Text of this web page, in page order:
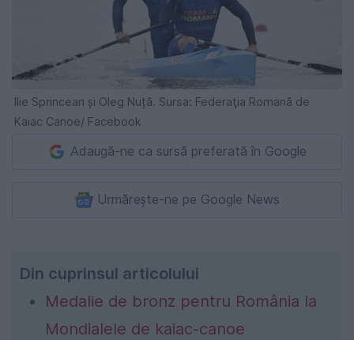
Ilie Sprincean și Oleg Nuță. Sursa: Federaţia Romană de
Kaiac Canoe/ Facebook
Adaugă-ne ca sursă preferată în Google
Urmărește-ne pe Google News
Din cuprinsul articolului
Medalie de bronz pentru România la
Mondialele de kaiac-canoe